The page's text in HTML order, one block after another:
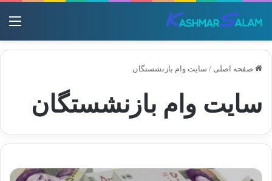
صفحه اصلی / سایت وام بازنشستگان
سایت وام بازنشستگان